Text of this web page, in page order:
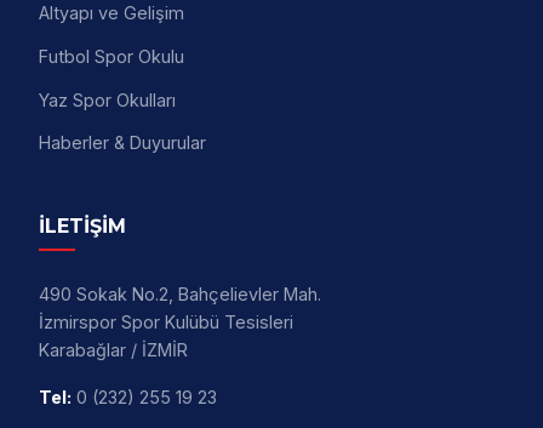
Altyapı ve Gelişim
Futbol Spor Okulu
Yaz Spor Okulları
Haberler & Duyurular
İLETİŞİM
490 Sokak No.2, Bahçelievler Mah.
İzmirspor Spor Kulübü Tesisleri
Karabağlar / İZMİR
Tel: 0 (232) 255 19 23